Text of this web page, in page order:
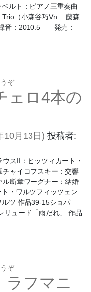
ルト：ピアノ三重奏曲
Trio（小森谷巧Vn. 藤森
音：2010.5 発売：
ぞ
ェロ4本の
10月13日) 投稿者:
スII：ピッツィカート・
チャイコフスキー：交響
ル断章ワーグナー：結婚
・ワルツフィッツェン
ツ 作品39-15ショパ
リュード「雨だれ」 作品
ぞ
ラフマニ